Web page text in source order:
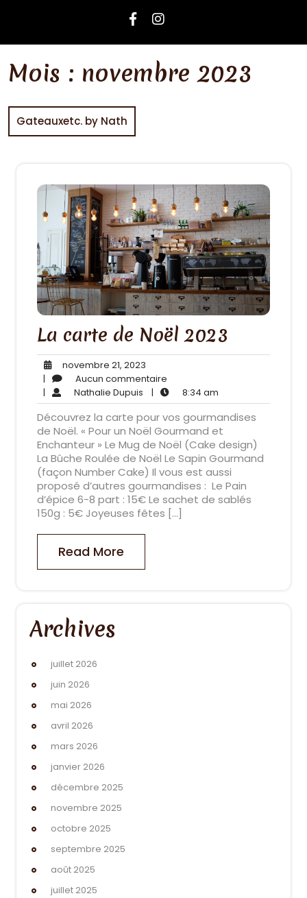
Mois : novembre 2023
Gateauxetc. by Nath
La carte de Noël 2023
novembre 21, 2023
21,
2023
| Aucun commentaire
commentaire
| Nathalie Dupuis Nathalie
Dupuis
| 8:34 am
am
Découvrez la carte pour vos gourmandises
de Noël. « Pour un Noël Gourmand et
Enchanteur » Le Mug de Noël (Cake design)
La Bûche Roulée de Noël Le Sapin Gourmand
(façon Number Cake) Il vous est aussi
proposé d’autres gourmandises : Le Pain
d’épice 6-8 part : 15€ Le sachet de sablés
150g : 5€ Joyeuses fêtes […]
Read More
Archives
juillet 2026
juin 2026
mai 2026
avril 2026
mars 2026
janvier 2026
décembre 2025
novembre 2025
octobre 2025
septembre 2025
août 2025
juillet 2025